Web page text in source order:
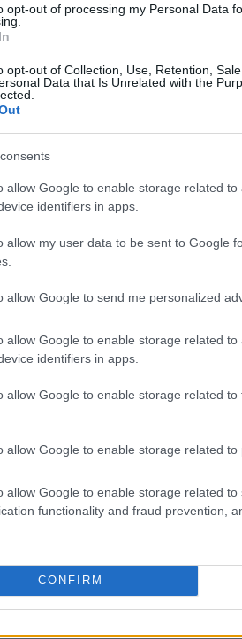
opt-out of processing my Personal Data
opt-out of Collection, Use, Retention,
Data that Is Unrelated with the
allow Google to enable storage related
identifiers in apps.
allow my user data to be sent to Google
allow Google to send me personalized
allow Google to enable storage related to
identifiers in apps.
allow Google to enable storage related
allow Google to enable storage related to
allow Google to enable storage related to
functionality and fraud prevention,
CONFIRM
quello dell’asset di riferimento.
wallet e
emittente. Gli ETP sono negoziati
prezzi, pur mantenendo il
e Upvest